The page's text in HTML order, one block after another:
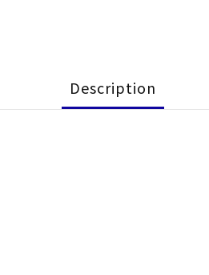
Description